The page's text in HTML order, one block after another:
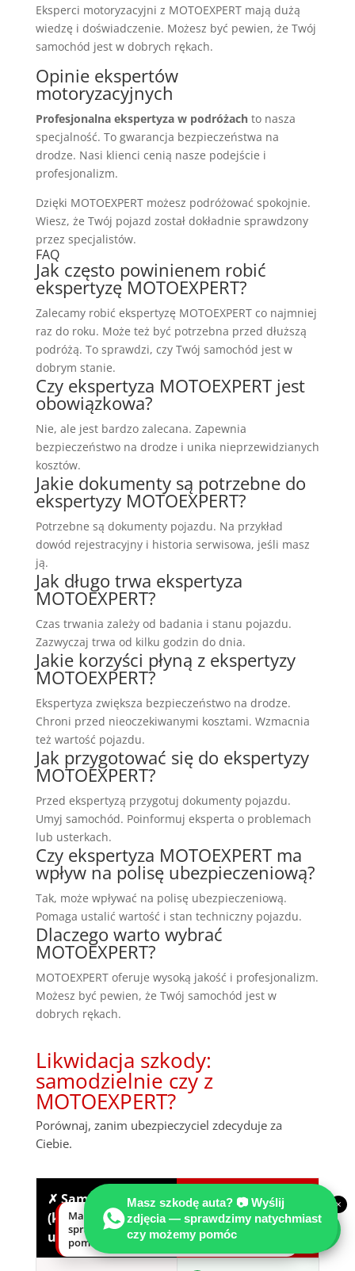
Eksperci motoryzacyjni z MOTOEXPERT mają dużą
wiedzę i doświadczenie. Możesz być pewien, że Twój
samochód jest w dobrych rękach.
Opinie ekspertów
motoryzacyjnych
Profesjonalna ekspertyza w podróżachto nasza
specjalność. To gwarancja bezpieczeństwa na
drodze. Nasi klienci cenią nasze podejście i
profesjonalizm.
Dzięki MOTOEXPERT możesz podróżować spokojnie.
Wiesz, że Twój pojazd został dokładnie sprawdzony
przez specjalistów.
FAQ
Jak często powinienem robić
ekspertyzę MOTOEXPERT?
Zalecamy robić ekspertyzę MOTOEXPERT co najmniej
raz do roku. Może też być potrzebna przed dłuższą
podróżą. To sprawdzi, czy Twój samochód jest w
dobrym stanie.
Czy ekspertyza MOTOEXPERT jest
obowiązkowa?
Nie, ale jest bardzo zalecana. Zapewnia
bezpieczeństwo na drodze i unika nieprzewidzianych
kosztów.
Jakie dokumenty są potrzebne do
ekspertyzy MOTOEXPERT?
Potrzebne są dokumenty pojazdu. Na przykład
dowód rejestracyjny i historia serwisowa, jeśli masz
ją.
Jak długo trwa ekspertyza
MOTOEXPERT?
Czas trwania zależy od badania i stanu pojazdu.
Zazwyczaj trwa od kilku godzin do dnia.
Jakie korzyści płyną z ekspertyzy
MOTOEXPERT?
Ekspertyza zwiększa bezpieczeństwo na drodze.
Chroni przed nieoczekiwanymi kosztami. Wzmacnia
też wartość pojazdu.
Jak przygotować się do ekspertyzy
MOTOEXPERT?
Przed ekspertyzą przygotuj dokumenty pojazdu.
Umyj samochód. Poinformuj eksperta o problemach
lub usterkach.
Czy ekspertyza MOTOEXPERT ma
wpływ na polisę ubezpieczeniową?
Tak, może wpływać na polisę ubezpieczeniową.
Pomaga ustalić wartość i stan techniczny pojazdu.
Dlaczego warto wybrać
MOTOEXPERT?
MOTOEXPERT oferuje wysoką jakość i profesjonalizm.
Możesz być pewien, że Twój samochód jest w
dobrych rękach.
Likwidacja szkody:
samodzielnie czy z
MOTOEXPERT?
Porównaj, zanim ubezpieczyciel zdecyduje za
Ciebie.
✗ Samodzielnie
(kalkulator / AI
ubezpieczyciela)
✓ Z MOTOEXPERT
+ rekomendowany
Adwokat
Masz szkodę auta? 📷 Wyślij
zdjęcia — sprawdzimy natychmiast
czy możemy pomóc
×
Masz szkodę auta? Wyślij zdjęcia —
sprawdzimy natychmiast, czy możemy
pomóc.